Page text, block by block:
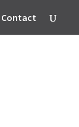
Contact